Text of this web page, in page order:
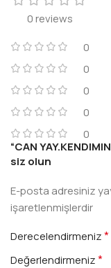
0 reviews
0
0
0
0
0
“CAN
siz olun
E-posta adresiniz
işaretlenmişlerdir
Derecelendirmeniz*
Değerlendirmeniz*